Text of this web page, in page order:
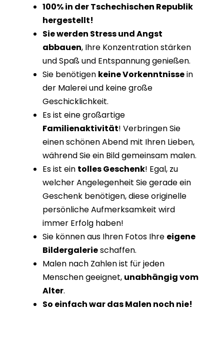
100% in der Tschechischen Republik
hergestellt!
Sie werden Stress und Angst
abbauen, Ihre Konzentration stärken
und Spaß und Entspannung genießen.
Sie benötigen keine Vorkenntnissein
der Malerei und keine große
Geschicklichkeit.
Es ist eine großartige
Familienaktivität! Verbringen Sie
einen schönen Abend mit Ihren Lieben,
während Sie ein Bild gemeinsam malen.
Es ist ein tolles Geschenk! Egal, zu
welcher Angelegenheit Sie gerade ein
Geschenk benötigen, diese originelle
persönliche Aufmerksamkeit wird
immer Erfolg haben!
Sie können aus Ihren Fotos Ihre eigene
Bildergalerieschaffen.
Malen nach Zahlen ist für jeden
Menschen geeignet, unabhängig vom
Alter.
So einfach war das Malen noch nie!